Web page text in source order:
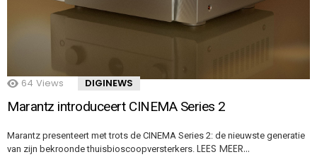
64 Views DIGINEWS
Marantz introduceert CINEMA Series 2
Marantz presenteert met trots de CINEMA Series 2: de nieuwste generatie
van zijn bekroonde thuisbioscoopversterkers. LEES MEER…